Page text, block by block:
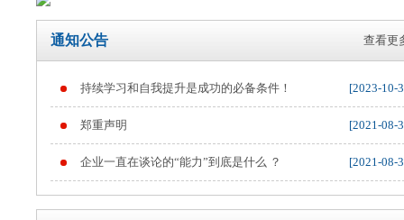
通知公告 查看更
持续学习和自我提升是成功的必备条件！ [2023-10-
郑重声明 [2021-08-
企业一直在谈论的“能力”到底是什么 ？ [2021-08-